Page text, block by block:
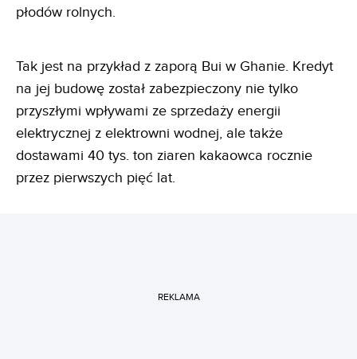
płodów rolnych.
Tak jest na przykład z zaporą Bui w Ghanie. Kredyt
na jej budowę został zabezpieczony nie tylko
przyszłymi wpływami ze sprzedaży energii
elektrycznej z elektrowni wodnej, ale także
dostawami 40 tys. ton ziaren kakaowca rocznie
przez pierwszych pięć lat.
REKLAMA